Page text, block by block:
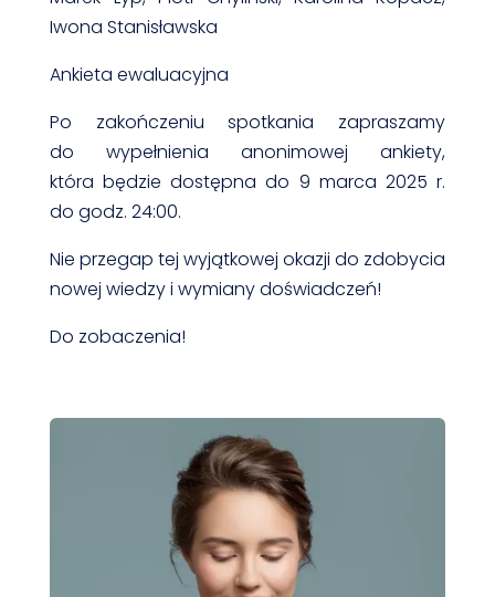
Iwona Stanisławska
Ankieta ewaluacyjna
Po zakończeniu spotkania zapraszamy
do wypełnienia anonimowej ankiety,
która będzie dostępna do 9 marca 2025 r.
do godz. 24:00.
Nie przegap tej wyjątkowej okazji do zdobycia
nowej wiedzy i wymiany doświadczeń!
Do zobaczenia!